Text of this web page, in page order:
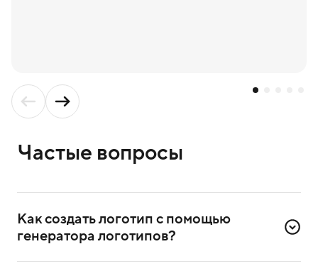
Частые вопросы
Как создать логотип с помощью
генератора логотипов?